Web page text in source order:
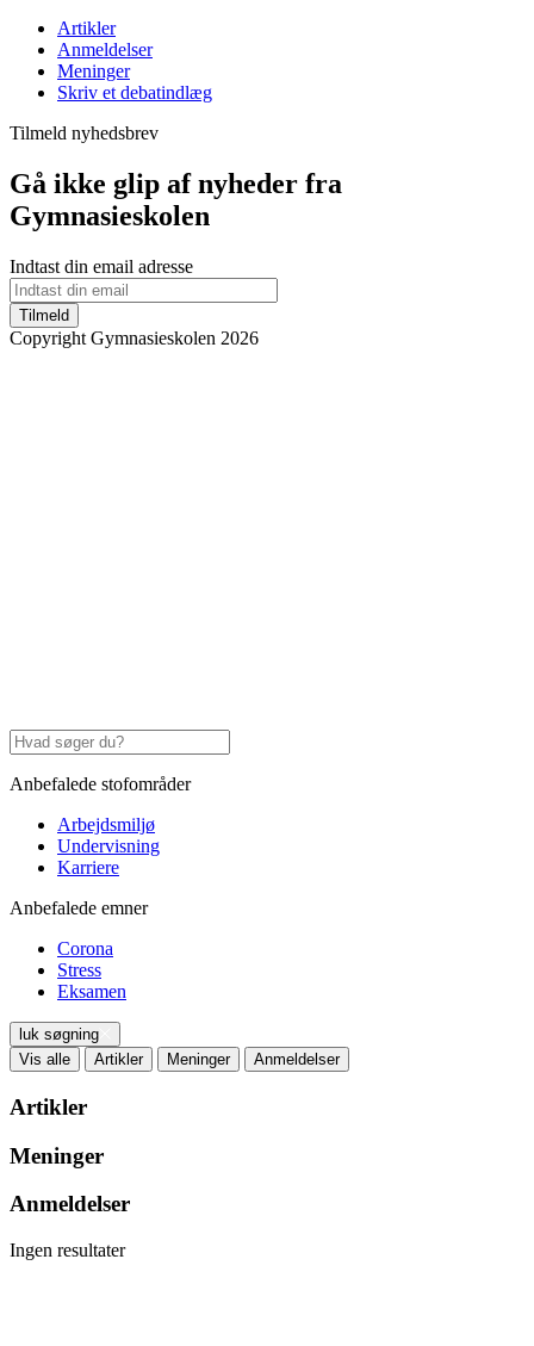
Artikler
Anmeldelser
Meninger
Skriv et debatindlæg
Tilmeld nyhedsbrev
Gå ikke glip af nyheder fra
Gymnasieskolen
Indtast din email adresse
Tilmeld
Copyright Gymnasieskolen 2026
Anbefalede stofområder
Arbejdsmiljø
Undervisning
Karriere
Anbefalede emner
Corona
Stress
Eksamen
luk søgning
Vis alle
Artikler Meninger Anmeldelser
Artikler
Meninger
Anmeldelser
Ingen resultater